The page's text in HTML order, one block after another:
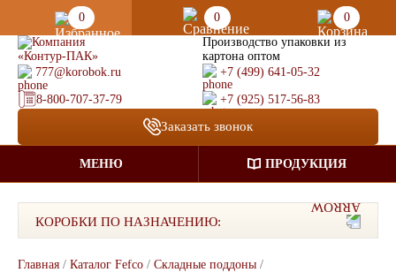
0 0
0
Производство упаковки из
картона оптом
777@korobok.ru
+7 (499) 641-05-32
8-800-707-37-79 +7 (925) 517-56-83
Заказать звонок
МЕНЮ ПРОДУКЦИЯ
КОРОБКИ ПО НАЗНАЧЕНИЮ:
Главная / Каталог Fefco / Складные поддоны /